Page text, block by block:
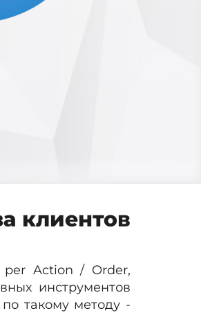
клиентов
Action / Order,
инструментов
такому методу -